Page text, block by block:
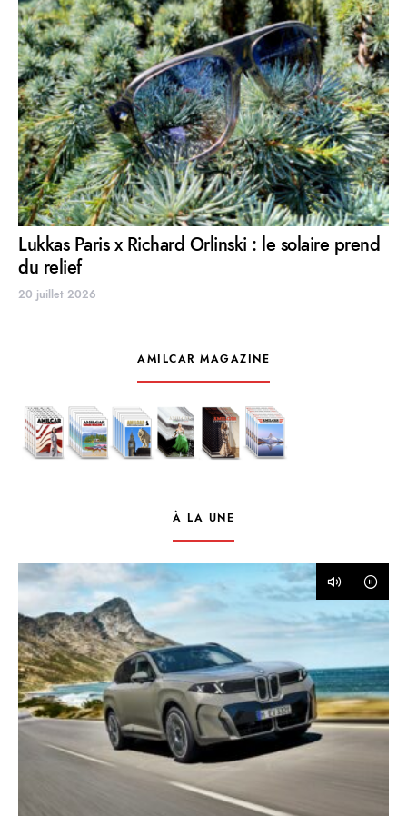
Lukkas Paris x Richard Orlinski : le solaire prend
du relief
20 juillet 2026
AMILCAR MAGAZINE
À LA UNE